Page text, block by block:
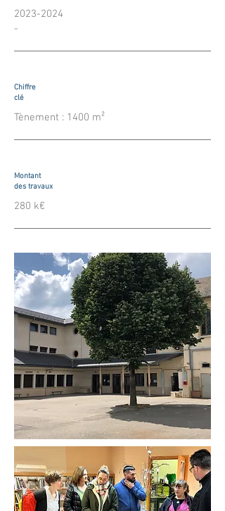
2023-2024
-
Chiffre
clé
Tènement : 1400 m²
Montant
des travaux
280 k€